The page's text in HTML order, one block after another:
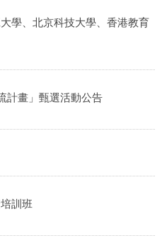
學、北京科技大學、香港教育
計畫」甄選活動公告
訓班